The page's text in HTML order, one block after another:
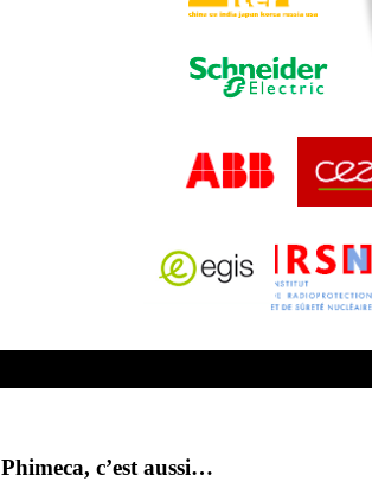
Phimeca, c’est aussi…